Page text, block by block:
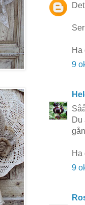
Ha
9
Du
Ha
9